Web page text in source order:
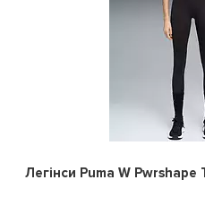
Легінси Puma W